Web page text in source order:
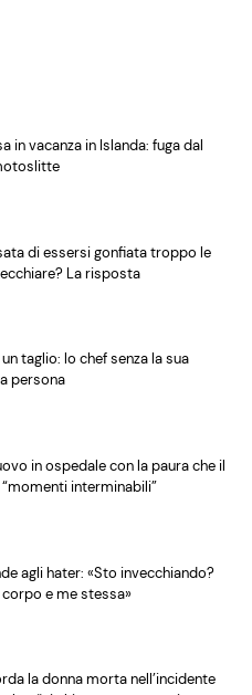
in vacanza in Islanda: fuga dal
di essersi gonfiata troppo le
La risposta
taglio: lo chef senza la sua
persona
in ospedale con la paura che il
interminabili”
agli hater: «Sto invecchiando?
e me stessa»
la donna morta nell’incidente